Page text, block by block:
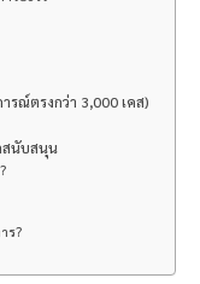
รณ์ตรงกว่า 3,000 เคส)
สนับสนุน
ร?